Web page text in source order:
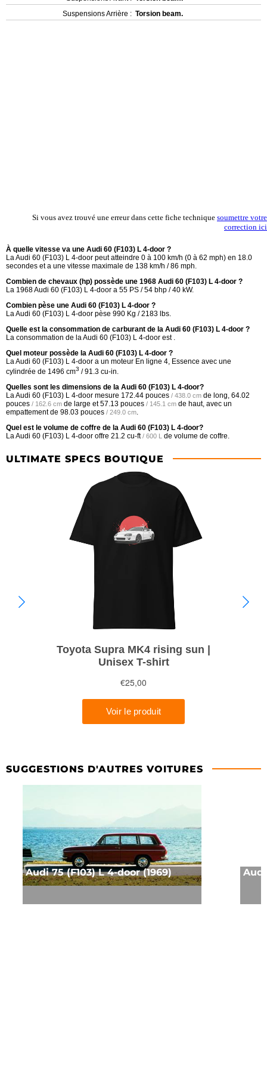
Suspensions Arrière : Torsion beam.
Si vous avez trouvé une erreur dans cette fiche technique soumettre votre
correction ici
À quelle vitesse va une Audi 60 (F103) L 4-door ?
La Audi 60 (F103) L 4-door peut atteindre 0 à 100 km/h (0 à 62 mph) en 18.0
secondes et a une vitesse maximale de 138 km/h / 86 mph.
Combien de chevaux (hp) possède une 1968 Audi 60 (F103) L 4-door ?
La 1968 Audi 60 (F103) L 4-door a 55 PS / 54 bhp / 40 kW.
Combien pèse une Audi 60 (F103) L 4-door ?
La Audi 60 (F103) L 4-door pèse 990 Kg / 2183 lbs.
Quelle est la consommation de carburant de la Audi 60 (F103) L 4-door ?
La consommation de la Audi 60 (F103) L 4-door est .
Quel moteur possède la Audi 60 (F103) L 4-door ?
La Audi 60 (F103) L 4-door a un moteur En ligne 4, Essence avec une
cylindrée de 1496 cm3 / 91.3 cu-in.
Quelles sont les dimensions de la Audi 60 (F103) L 4-door?
La Audi 60 (F103) L 4-door mesure 172.44 pouces / 438.0 cm de long, 64.02
pouces / 162.6 cm de large et57.13 pouces / 145.1 cm de haut, avec un
empattement de 98.03 pouces / 249.0 cm
Quel est le volume de coffre de la Audi 60 (F103) L 4-door?
La Audi 60 (F103) L 4-door offre 21.2 cu-ft / 600 L de volume de coffre.
ULTIMATE SPECS BOUTIQUE
SUGGESTIONS D'AUTRES VOITURES
Audi 75 (F103) L 4-door (1969) Audi